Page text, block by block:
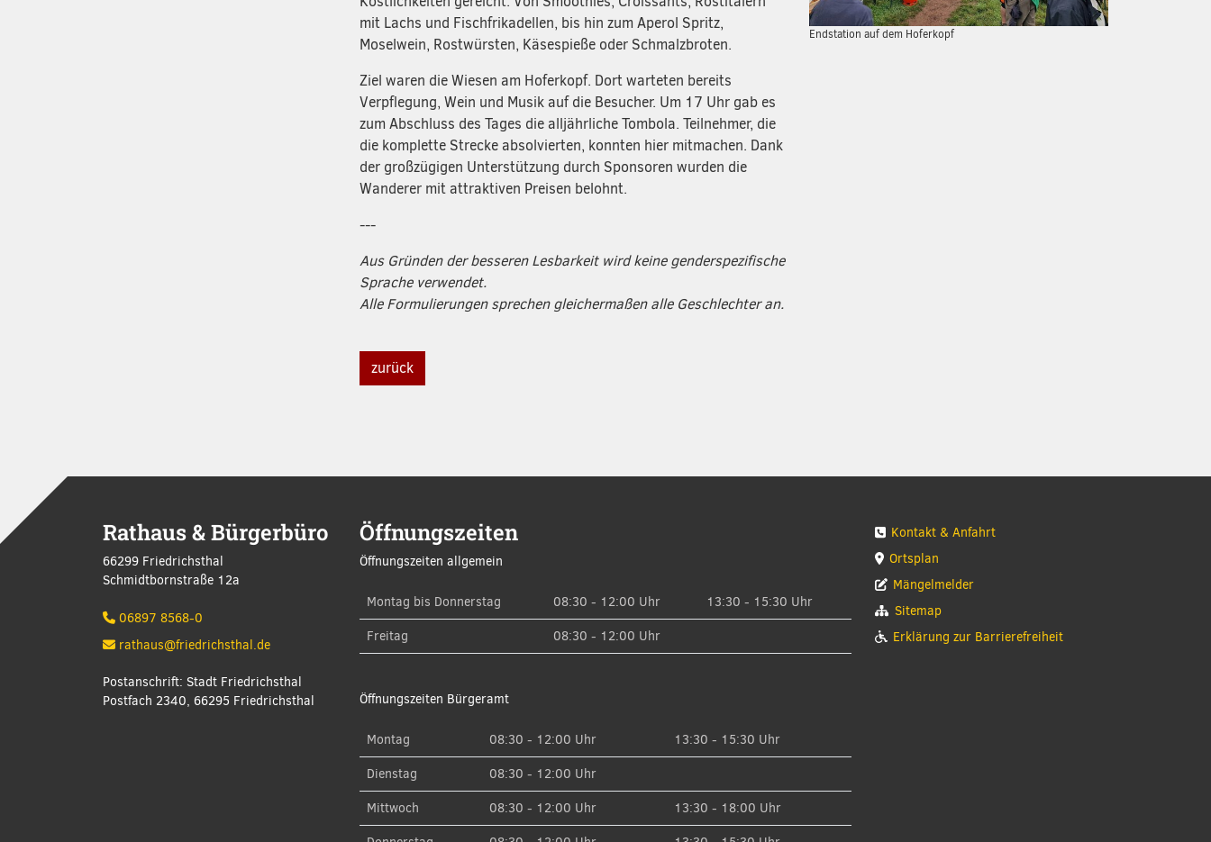
mit Lachs und Fischfrikadellen, bis hin zum Aperol Spritz,
Moselwein, Rostwürsten, Käsespieße oder Schmalzbroten.
Ziel waren die Wiesen am Hoferkopf. Dort warteten bereits
Verpflegung, Wein und Musik auf die Besucher. Um 17 Uhr gab es
zum Abschluss des Tages die alljährliche Tombola. Teilnehmer, die
die komplette Strecke absolvierten, konnten hier mitmachen. Dank
der großzügigen Unterstützung durch Sponsoren wurden die
Wanderer mit attraktiven Preisen belohnt.
---
Aus Gründen der besseren Lesbarkeit wird keine genderspezifische
Sprache verwendet.
Alle Formulierungen sprechen gleichermaßen alle Geschlechter an.
Endstation auf dem Hoferkopf
zurück
Rathaus & Bürgerbüro
66299 Friedrichsthal
Schmidtbornstraße 12a
06897 8568-0
rathaus@friedrichsthal.de
Postanschrift: Stadt Friedrichsthal
Postfach 2340, 66295 Friedrichsthal
Öffnungszeiten
Öffnungszeiten allgemein
Montag bis Donnerstag 08:30 - 12:00 Uhr
13:30 - 15:30 Uhr
Freitag
08:30 - 12:00 Uhr
Öffnungszeiten Bürgeramt
Montag 08:30 - 12:00 Uhr
13:30 - 15:30 Uhr
Dienstag
08:30 - 12:00 Uhr
Mittwoch
08:30 - 12:00 Uhr
13:30 - 18:00 Uhr
Kontakt & Anfahrt
Ortsplan
Mängelmelder
Sitemap
Erklärung zur Barrierefreiheit